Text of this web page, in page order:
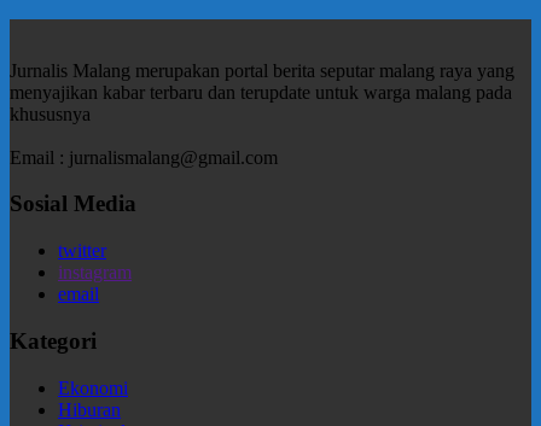
Jurnalis Malang merupakan portal berita seputar malang raya yang
menyajikan kabar terbaru dan terupdate untuk warga malang pada
khususnya
Email : jurnalismalang@gmail.com
Sosial Media
twitter
instagram
email
Kategori
Ekonomi
Hiburan